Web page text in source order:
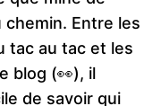
Entre les
tac au tac et les
blog (👀), il
de savoir qui